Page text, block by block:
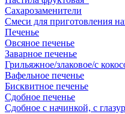
Сахарозаменители
Смеси для приготовления
Печенье
Овсяное печенье
Заварное печенье
Грильяжное/злаковое/с
Вафельное печенье
Бисквитное печенье
Сдобное печенье
Сдобное с начинкой, с